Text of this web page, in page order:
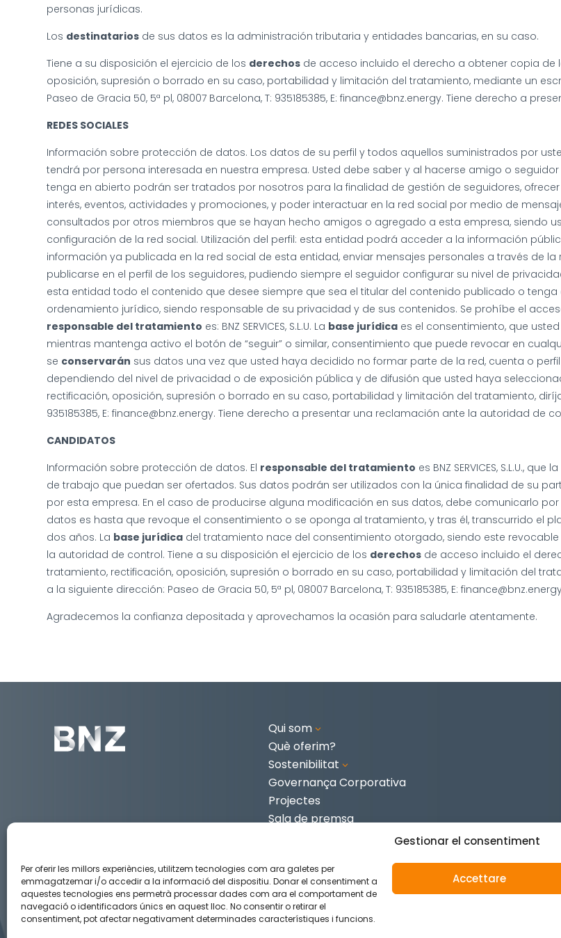
Gestionar el consentiment
Per oferir les millors experiències, utilitzem tecnologies com ara galetes per
emmagatzemar i/o accedir a la informació del dispositiu. Donar el consentiment a
aquestes tecnologies ens permetrà processar dades com ara el comportament de
navegació o identificadors únics en aquest lloc. No consentir o retirar el
consentiment, pot afectar negativament determinades característiques i funcions.
Accettare
personas jurídicas.
Los destinatarios de sus datos es la administración tributaria y entidades bancarias, en su caso.
Tiene a su disposición el ejercicio de los derechos de acceso incluido el derecho a obtener copia
oposición, supresión o borrado en su caso, portabilidad y limitación del tratamiento, mediante un
Paseo de Gracia 50, 5ª pl, 08007 Barcelona, T: 935185385, E: finance@bnz.energy. Tiene derecho a
REDES SOCIALES
Información sobre protección de datos. Los datos de su perfil y todos aquellos suministrados por
tendrá por persona interesada en nuestra empresa. Usted debe saber y al hacerse amigo o
tenga en abierto podrán ser tratados por nosotros para la finalidad de gestión de seguidores,
interés, eventos, actividades y promociones, y poder interactuar en la red social por medio de
consultados por otros miembros que se hayan hecho amigos o agregado a esta empresa, siendo
configuración de la red social. Utilización del perfil: esta entidad podrá acceder a la información
información ya publicada en la red social de esta entidad, enviar mensajes personales a través de
publicarse en el perfil de los seguidores, pudiendo siempre el seguidor configurar su nivel de
esta entidad todo el contenido que desee siempre que sea el titular del contenido publicado o
ordenamiento jurídico, siendo responsable de su privacidad y de sus contenidos. Se prohíbe el
responsable del tratamiento es: BNZ SERVICES, S.L.U. La base jurídica es el consentimiento, que
mientras mantenga activo el botón de “seguir” o similar, consentimiento que puede revocar en
se conservarán sus datos una vez que usted haya decidido no formar parte de la red, cuenta o
dependiendo del nivel de privacidad o de exposición pública y de difusión que usted haya
rectificación, oposición, supresión o borrado en su caso, portabilidad y limitación del tratamiento,
935185385, E: finance@bnz.energy. Tiene derecho a presentar una reclamación ante la autoridad de
CANDIDATOS
Información sobre protección de datos. El responsable del tratamiento es BNZ SERVICES, S.L.U., que la
de trabajo que puedan ser ofertados. Sus datos podrán ser utilizados con la única finalidad de su
por esta empresa. En el caso de producirse alguna modificación en sus datos, debe comunicarlo
datos es hasta que revoque el consentimiento o se oponga al tratamiento, y tras él, transcurrido el
dos años. La base jurídica del tratamiento nace del consentimiento otorgado, siendo este
la autoridad de control. Tiene a su disposición el ejercicio de los derechos de acceso incluido el
tratamiento, rectificación, oposición, supresión o borrado en su caso, portabilidad y limitación del
a la siguiente dirección: Paseo de Gracia 50, 5ª pl, 08007 Barcelona, T: 935185385, E:
Agradecemos la confianza depositada y aprovechamos la ocasión para saludarle atentamente.
Qui som 3
Què oferim?
Sostenibilitat 3
Governança Corporativa
Projectes
Sala de premsa
Aviso legal Política de privacidad Política de Cookies